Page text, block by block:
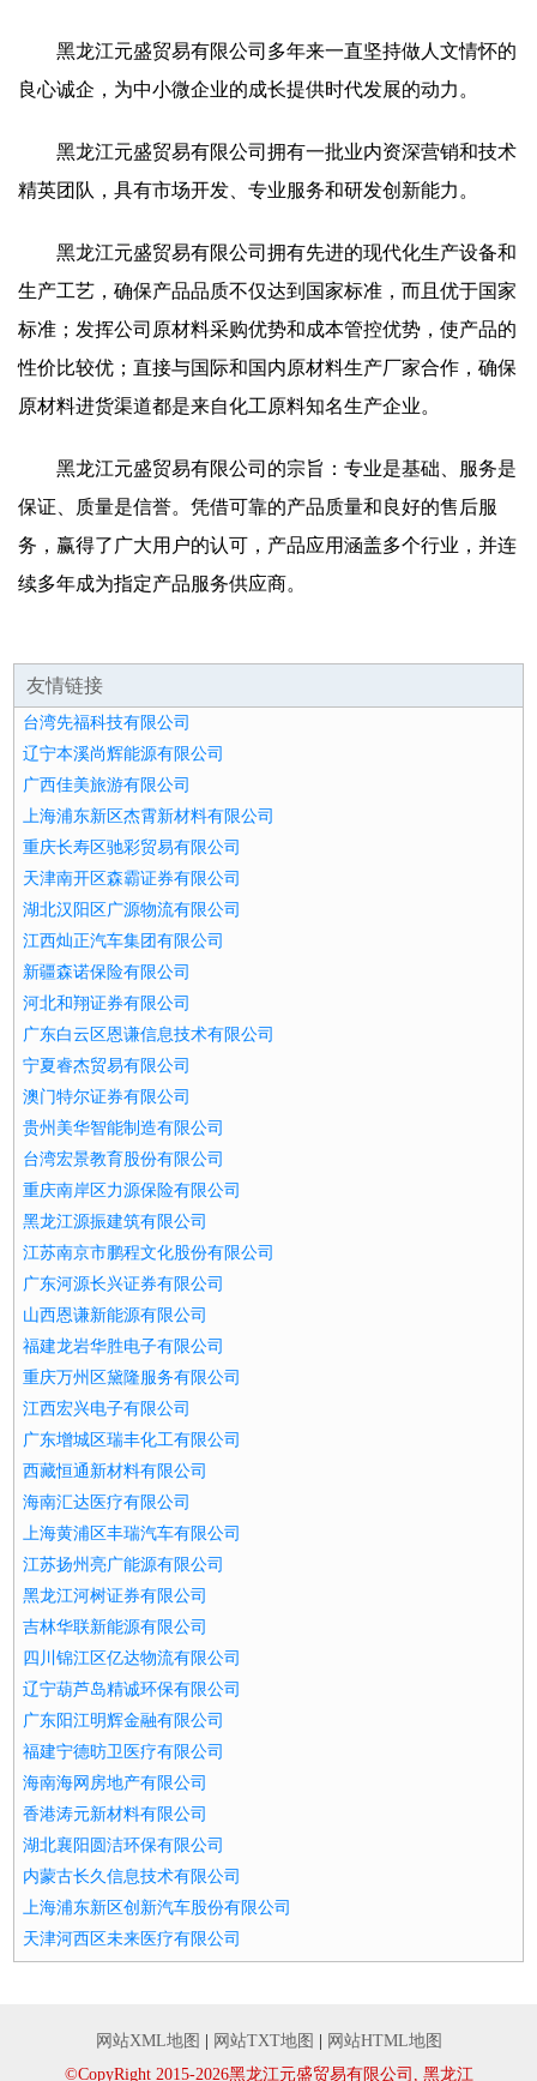
黑龙江元盛贸易有限公司多年来一直坚持做人文情怀的
良心诚企，为中小微企业的成长提供时代发展的动力。
黑龙江元盛贸易有限公司拥有一批业内资深营销和技术
精英团队，具有市场开发、专业服务和研发创新能力。
黑龙江元盛贸易有限公司拥有先进的现代化生产设备和
生产工艺，确保产品品质不仅达到国家标准，而且优于国家
标准；发挥公司原材料采购优势和成本管控优势，使产品的
性价比较优；直接与国际和国内原材料生产厂家合作，确保
原材料进货渠道都是来自化工原料知名生产企业。
黑龙江元盛贸易有限公司的宗旨：专业是基础、服务是
保证、质量是信誉。凭借可靠的产品质量和良好的售后服
务，赢得了广大用户的认可，产品应用涵盖多个行业，并连
续多年成为指定产品服务供应商。
友情链接
台湾先福科技有限公司
辽宁本溪尚辉能源有限公司
广西佳美旅游有限公司
上海浦东新区杰霄新材料有限公司
重庆长寿区驰彩贸易有限公司
天津南开区森霸证券有限公司
湖北汉阳区广源物流有限公司
江西灿正汽车集团有限公司
新疆森诺保险有限公司
河北和翔证券有限公司
广东白云区恩谦信息技术有限公司
宁夏睿杰贸易有限公司
澳门特尔证券有限公司
贵州美华智能制造有限公司
台湾宏景教育股份有限公司
重庆南岸区力源保险有限公司
黑龙江源振建筑有限公司
江苏南京市鹏程文化股份有限公司
广东河源长兴证券有限公司
山西恩谦新能源有限公司
福建龙岩华胜电子有限公司
重庆万州区黛隆服务有限公司
江西宏兴电子有限公司
广东增城区瑞丰化工有限公司
西藏恒通新材料有限公司
海南汇达医疗有限公司
上海黄浦区丰瑞汽车有限公司
江苏扬州亮广能源有限公司
黑龙江河树证券有限公司
吉林华联新能源有限公司
四川锦江区亿达物流有限公司
辽宁葫芦岛精诚环保有限公司
广东阳江明辉金融有限公司
福建宁德昉卫医疗有限公司
海南海网房地产有限公司
香港涛元新材料有限公司
湖北襄阳圆洁环保有限公司
内蒙古长久信息技术有限公司
上海浦东新区创新汽车股份有限公司
天津河西区未来医疗有限公司
网站XML地图 网站TXT地图
网站HTML地图
©CopyRight 2015-2026黑龙江元盛贸易有限公司, 黑龙江